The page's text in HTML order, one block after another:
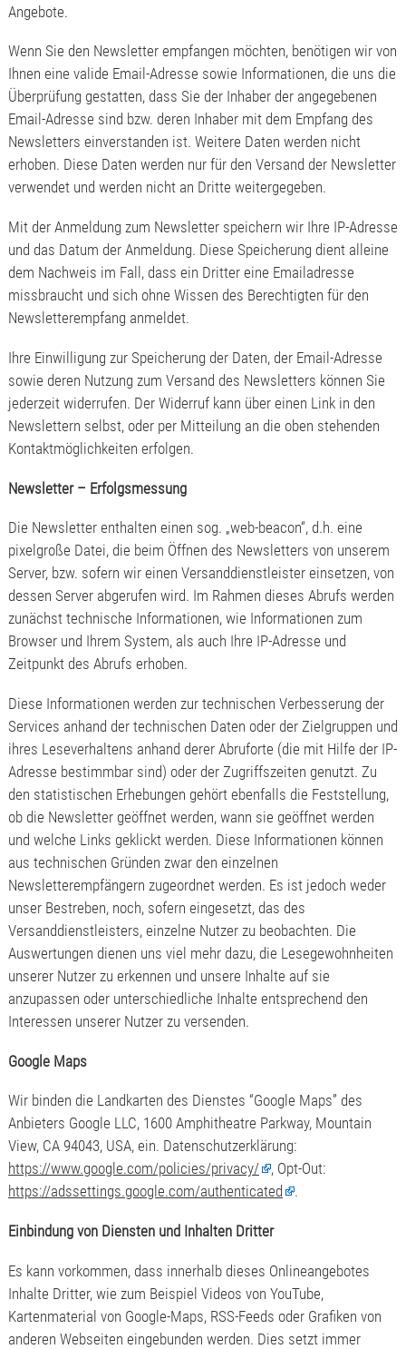
Angebote.
Wenn Sie den Newsletter empfangen möchten, benötigen wir von
Ihnen eine valide Email-Adresse sowie Informationen, die uns die
Überprüfung gestatten, dass Sie der Inhaber der angegebenen
Email-Adresse sind bzw. deren Inhaber mit dem Empfang des
Newsletters einverstanden ist. Weitere Daten werden nicht
erhoben. Diese Daten werden nur für den Versand der Newsletter
verwendet und werden nicht an Dritte weitergegeben.
Mit der Anmeldung zum Newsletter speichern wir Ihre IP-Adresse
und das Datum der Anmeldung. Diese Speicherung dient alleine
dem Nachweis im Fall, dass ein Dritter eine Emailadresse
missbraucht und sich ohne Wissen des Berechtigten für den
Newsletterempfang anmeldet.
Ihre Einwilligung zur Speicherung der Daten, der Email-Adresse
sowie deren Nutzung zum Versand des Newsletters können Sie
jederzeit widerrufen. Der Widerruf kann über einen Link in den
Newslettern selbst, oder per Mitteilung an die oben stehenden
Kontaktmöglichkeiten erfolgen.
Newsletter – Erfolgsmessung
Die Newsletter enthalten einen sog. „web-beacon“, d.h. eine
pixelgroße Datei, die beim Öffnen des Newsletters von unserem
Server, bzw. sofern wir einen Versanddienstleister einsetzen, von
dessen Server abgerufen wird. Im Rahmen dieses Abrufs werden
zunächst technische Informationen, wie Informationen zum
Browser und Ihrem System, als auch Ihre IP-Adresse und
Zeitpunkt des Abrufs erhoben.
Diese Informationen werden zur technischen Verbesserung der
Services anhand der technischen Daten oder der Zielgruppen und
ihres Leseverhaltens anhand derer Abruforte (die mit Hilfe der IP-
Adresse bestimmbar sind) oder der Zugriffszeiten genutzt. Zu
den statistischen Erhebungen gehört ebenfalls die Feststellung,
ob die Newsletter geöffnet werden, wann sie geöffnet werden
und welche Links geklickt werden. Diese Informationen können
aus technischen Gründen zwar den einzelnen
Newsletterempfängern zugeordnet werden. Es ist jedoch weder
unser Bestreben, noch, sofern eingesetzt, das des
Versanddienstleisters, einzelne Nutzer zu beobachten. Die
Auswertungen dienen uns viel mehr dazu, die Lesegewohnheiten
unserer Nutzer zu erkennen und unsere Inhalte auf sie
anzupassen oder unterschiedliche Inhalte entsprechend den
Interessen unserer Nutzer zu versenden.
Google Maps
Wir binden die Landkarten des Dienstes “Google Maps” des
Anbieters Google LLC, 1600 Amphitheatre Parkway, Mountain
View, CA 94043, USA, ein. Datenschutzerklärung:
https://www.google.com/policies/privacy/
, Opt-Out:
https://adssettings.google.com/authenticated
.
Einbindung von Diensten und Inhalten Dritter
Es kann vorkommen, dass innerhalb dieses Onlineangebotes
Inhalte Dritter, wie zum Beispiel Videos von YouTube,
Kartenmaterial von Google-Maps, RSS-Feeds oder Grafiken von
anderen Webseiten eingebunden werden. Dies setzt immer